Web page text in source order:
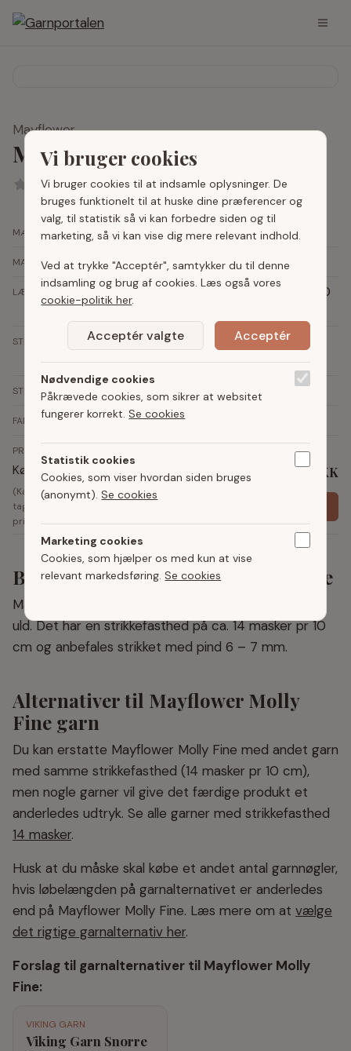
Mayflower
Mayflower Molly Fine
Anmeldelser
MÆRKE Mayflower
MATERIALE 100%uld
LÆNGDE / VÆGT
135 m / 100 g (svarende til 67 m pr 50
STRIKKEFASTHED
14 masker pr 10 cm
(14 masker x 18 rækker = 10 x 10 cm)
STRIKKEPINDE Anbefalet6 mm-7 mm
FARVER
PRIS
Køb hos Rito 78,95 DKK
(Kan indeholde reklamelinks. Der
tages forbehold for
prisændringer)
Beskrivelse af Mayflower Molly Fine
Mayflower Molly Fine er et lækkert uldgarn af 100%
uld. Det har en strikkefasthed på ca. 14 masker pr 10
cm og anbefales strikket med pind 6 – 7 mm.
Alternativer til Mayflower Molly
Fine garn
Du kan erstatte Mayflower Molly Fine med andet garn
med samme strikkefasthed (14 masker pr 10 cm),
men nogle garner vil give det færdige produkt et
anderledes udtryk. Se alle garner med strikkefasthed
14 masker.
Husk at du måske skal købe et andet antal garnnøgler,
hvis løbelængden på garnalternativet er anderledes
end på Mayflower Molly Fine. Læs mere om at vælge
det rigtige garnalternativ her.
Forslag til garnalternativer til Mayflower Molly
Fine:
VIKING GARN
Viking Garn Snorre
Vi bruger cookies
Vi bruger cookies til at indsamle oplysninger. De
bruges funktionelt til at huske dine præferencer og
valg, til statistik så vi kan forbedre siden og til
marketing, så vi kan vise dig mere relevant indhold.
Ved at trykke "Acceptér", samtykker du til denne
indsamling og brug af cookies. Læs også vores
cookie-politik her.
Acceptér valgte Acceptér
Nødvendige cookies
Påkrævede cookies, som sikrer at websitet
fungerer korrekt.Se cookies
Statistik cookies
Cookies, som viser hvordan siden bruges
(anonymt).Se cookies
Marketing cookies
Cookies, som hjælper os med kun at vise
relevant markedsføring.Se cookies